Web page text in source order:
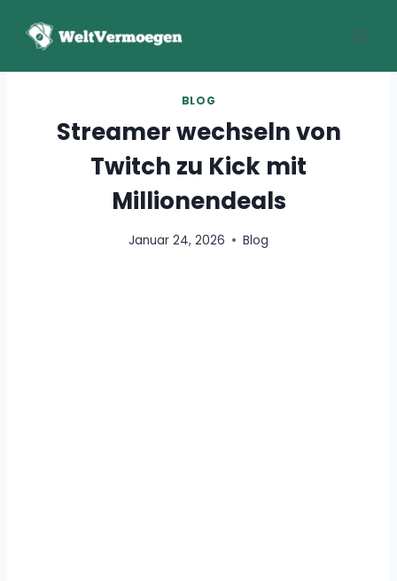
Inhalt
BLOG
Streamer wechseln von
Twitch zu Kick mit
Millionendeals
Januar 24, 2026 Blog